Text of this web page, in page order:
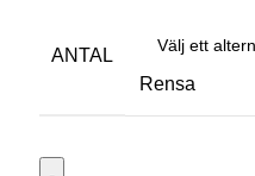
ANTAL
Rensa